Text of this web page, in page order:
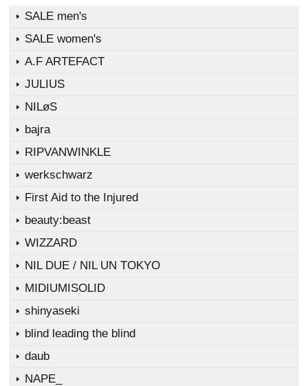
SALE men's
SALE women's
A.F ARTEFACT
JULIUS
NILøS
bajra
RIPVANWINKLE
werkschwarz
First Aid to the Injured
beauty:beast
WIZZARD
NIL DUE / NIL UN TOKYO
MIDIUMISOLID
shinyaseki
blind leading the blind
daub
NAPE_